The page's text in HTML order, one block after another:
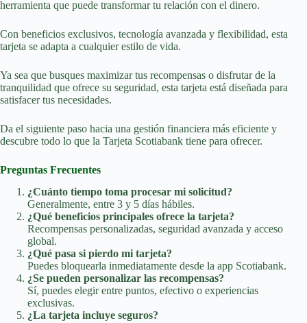
herramienta que puede transformar tu relación con el dinero.
Con beneficios exclusivos, tecnología avanzada y flexibilidad, esta
tarjeta se adapta a cualquier estilo de vida.
Ya sea que busques maximizar tus recompensas o disfrutar de la
tranquilidad que ofrece su seguridad, esta tarjeta está diseñada para
satisfacer tus necesidades.
Da el siguiente paso hacia una gestión financiera más eficiente y
descubre todo lo que la Tarjeta Scotiabank tiene para ofrecer.
Preguntas Frecuentes
¿Cuánto tiempo toma procesar mi solicitud?
Generalmente, entre 3 y 5 días hábiles.
¿Qué beneficios principales ofrece la tarjeta?
Recompensas personalizadas, seguridad avanzada y acceso
global.
¿Qué pasa si pierdo mi tarjeta?
Puedes bloquearla inmediatamente desde la app Scotiabank.
¿Se pueden personalizar las recompensas?
Sí, puedes elegir entre puntos, efectivo o experiencias
exclusivas.
¿La tarjeta incluye seguros?